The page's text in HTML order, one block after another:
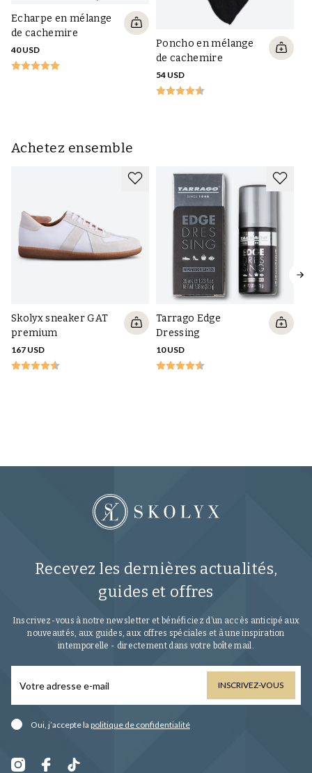
Echarpe en mélange
de cachemire
40 USD
Poncho en mélange
de cachemire
54 USD
Achetez ensemble
Skolyx sneaker GAT
premium
167 USD
Tarrago Edge
Dressing
10 USD
Recevez les dernières actualités,
guides et offres
Inscrivez-vous à notre newsletter et bénéficiez d’un accès anticipé aux
nouveautés, aux guides, aux offres spéciales et à une inspiration
intemporelle - directement dans votre boîte mail.
INSCRIVEZ-VOUS
Oui, j’accepte la politique de confidentialité